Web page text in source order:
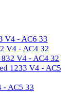
V4 - AC6 33
V4 - AC4 32
V4 - AC4 32
1233 V4 - AC5
- AC5 33